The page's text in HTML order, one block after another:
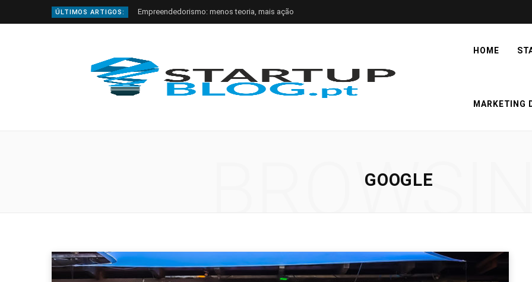
ÚLTIMOS ARTIGOS: Empreendedorismo: menos teoria, mais ação
HOME
MARKETING
GOOGLE